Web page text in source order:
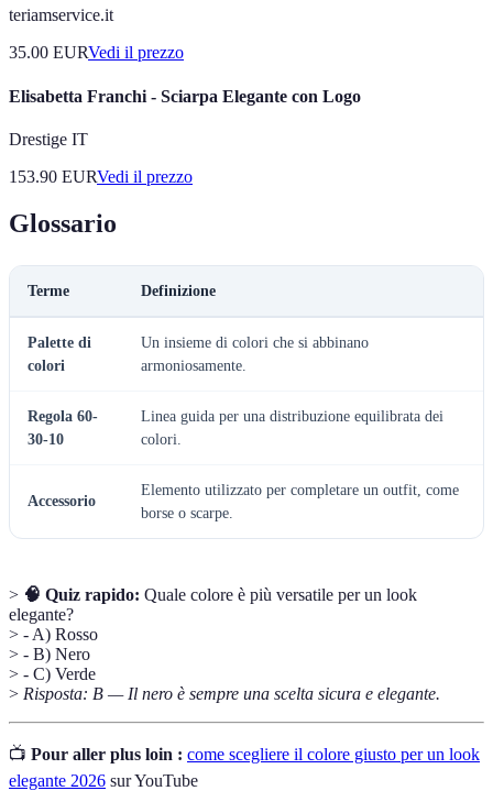
teriamservice.it
35.00 EURVedi il prezzo
Elisabetta Franchi - Sciarpa Elegante con Logo
Drestige IT
153.90 EURVedi il prezzo
Glossario
Terme Definizione
Palette di
colori
Un insieme di colori che si abbinano
armoniosamente.
Regola 60-
30-10
Linea guida per una distribuzione equilibrata dei
colori.
Accessorio
Elemento utilizzato per completare un outfit, come
borse o scarpe.
> 🧠 Quiz rapido: Quale colore è più versatile per un look
elegante?
> - A) Rosso
> - B) Nero
> - C) Verde
> Risposta: B — Il nero è sempre una scelta sicura e elegante.
📺 Pour aller plus loin : come scegliere il colore giusto per un look
elegante 2026 sur YouTube